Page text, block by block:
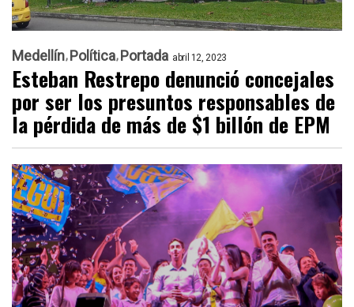
Medellín Política Portada abril 12, 2023
Esteban Restrepo denunció concejales
por ser los presuntos responsables de
la pérdida de más de $1 billón de EPM